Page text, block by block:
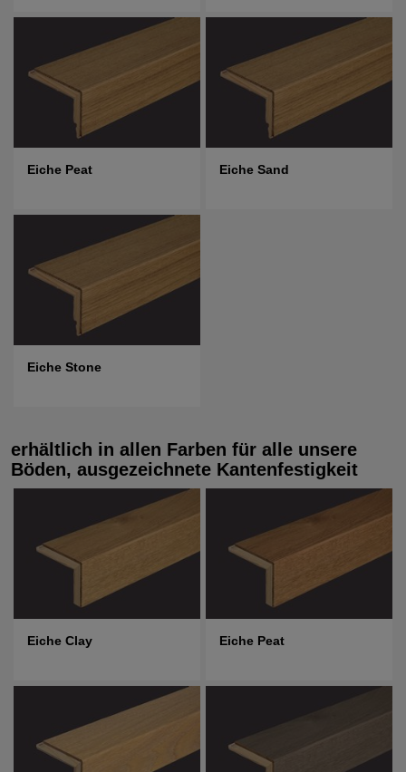
Eiche Peat Eiche Sand
Eiche Stone
erhältlich in allen Farben für alle unsere
Böden, ausgezeichnete Kantenfestigkeit
Eiche Clay Eiche Peat